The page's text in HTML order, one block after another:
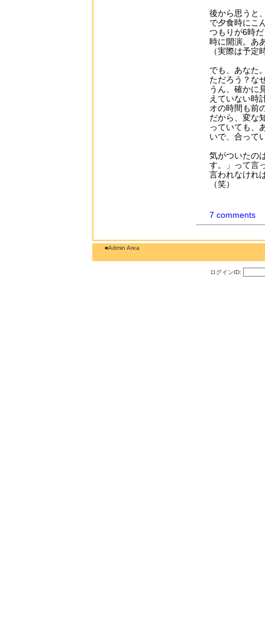
後から思うと
で夕食時にこ
つもりが6時
時に開演。あ
（実際は予
でも、あなた
ただろう？な
うん、確かに
えていない時
オの時間も前
だから、変な
っていても、
いで、合って
気がついたの
す。」って言
言われなけれ
（笑）
7 comments
■Admin Area
ログインID: